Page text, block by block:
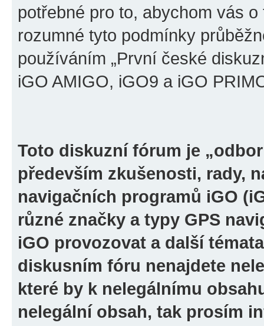
potřebné pro to, abychom vás
rozumné tyto podmínky
používáním „První české
iGO AMIGO, iGO9 a iGO
Toto diskuzní fórum je
především zkušenosti, rady,
navigačních programů iGO
různé značky a typy GPS
iGO provozovat a další
diskusním fóru nenajdete
které by k nelegálnímu
nelegální obsah, tak prosím